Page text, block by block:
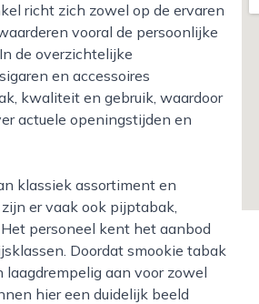
richt zich zowel op de ervaren
vooral de persoonlijke
de overzichtelijke
en accessoires
kwaliteit en gebruik, waardoor
actuele openingstijden en
er vaak ook pijptabak,
personeel kent het aanbod
Doordat smookie tabak
aan voor zowel
hier een duidelijk beeld